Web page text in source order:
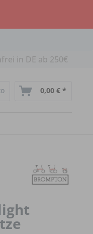
in DE ab 250€
0,00 € *